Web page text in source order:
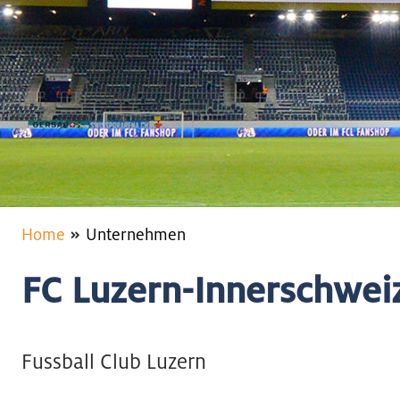
Home Unternehmen
FC Luzern-
Fussball Club Luzern